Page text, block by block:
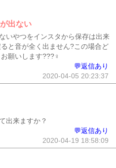
出ない
いやつをインスタから保存は出来
と音が全く出ません?この場合ど
願いします???‍♀️
💬返信あり
2020-04-05 20:23:37
出来ますか？
💬返信あり
2020-04-19 18:58:09